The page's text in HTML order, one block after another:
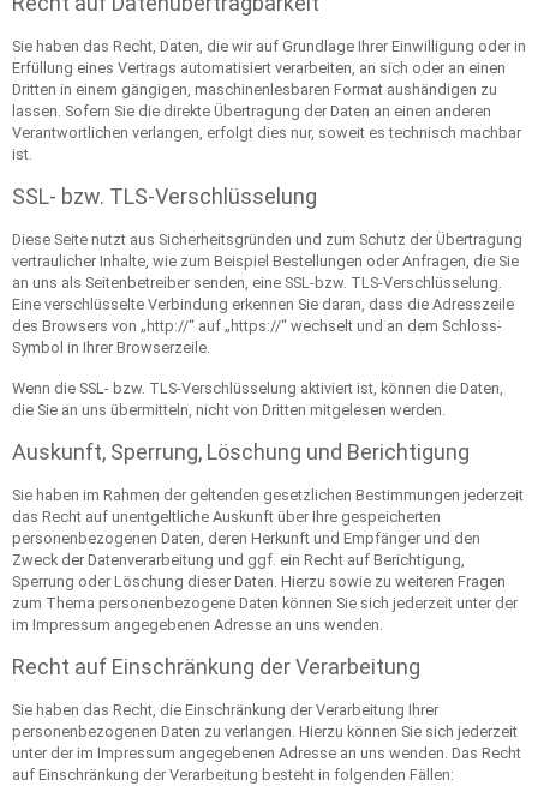
Sie haben das Recht, Daten, die wir auf Grundlage Ihrer Einwilligung oder in
Erfüllung eines Vertrags automatisiert verarbeiten, an sich oder an einen
Dritten in einem gängigen, maschinenlesbaren Format aushändigen zu
lassen. Sofern Sie die direkte Übertragung der Daten an einen anderen
Verantwortlichen verlangen, erfolgt dies nur, soweit es technisch machbar
ist.
SSL- bzw. TLS-Verschlüsselung
Diese Seite nutzt aus Sicherheitsgründen und zum Schutz der Übertragung
vertraulicher Inhalte, wie zum Beispiel Bestellungen oder Anfragen, die Sie
an uns als Seitenbetreiber senden, eine SSL-bzw. TLS-Verschlüsselung.
Eine verschlüsselte Verbindung erkennen Sie daran, dass die Adresszeile
des Browsers von „http://“ auf „https://“ wechselt und an dem Schloss-
Symbol in Ihrer Browserzeile.
Wenn die SSL- bzw. TLS-Verschlüsselung aktiviert ist, können die Daten,
die Sie an uns übermitteln, nicht von Dritten mitgelesen werden.
Auskunft, Sperrung, Löschung und Berichtigung
Sie haben im Rahmen der geltenden gesetzlichen Bestimmungen jederzeit
das Recht auf unentgeltliche Auskunft über Ihre gespeicherten
personenbezogenen Daten, deren Herkunft und Empfänger und den
Zweck der Datenverarbeitung und ggf. ein Recht auf Berichtigung,
Sperrung oder Löschung dieser Daten. Hierzu sowie zu weiteren Fragen
zum Thema personenbezogene Daten können Sie sich jederzeit unter der
im Impressum angegebenen Adresse an uns wenden.
Recht auf Einschränkung der Verarbeitung
Sie haben das Recht, die Einschränkung der Verarbeitung Ihrer
personenbezogenen Daten zu verlangen. Hierzu können Sie sich jederzeit
unter der im Impressum angegebenen Adresse an uns wenden. Das Recht
auf Einschränkung der Verarbeitung besteht in folgenden Fällen: